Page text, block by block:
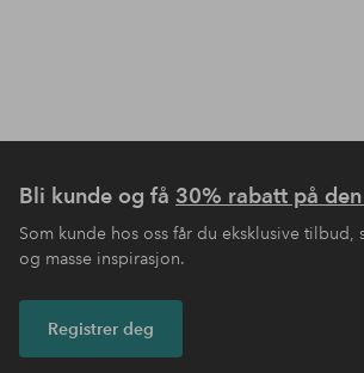
Bli kunde og få 30% rabatt på
Som kunde hos oss får du eksklusive tilbud,
og masse inspirasjon.
Registrer deg